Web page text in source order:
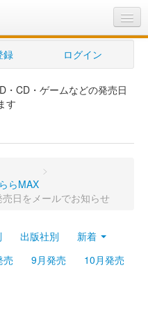
録 ログイン
・CD・ゲームなどの発売日
す
らMAX
>
日をメールでお知らせ
出版社別
新着
売 9月発売 10月発売